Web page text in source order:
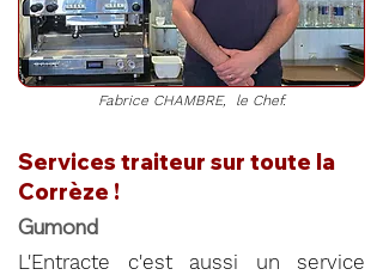
Fabrice CHAMBRE, le Chef.
Services traiteur sur toute la
Corrèze !
Gumond
L'Entracte c'est aussi un service